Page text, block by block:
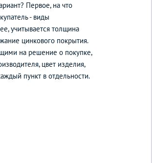
Первое, на что
- виды
учитывается толщина
цинкового покрытия.
на решение о покупке,
цвет изделия,
пункт в отдельности.